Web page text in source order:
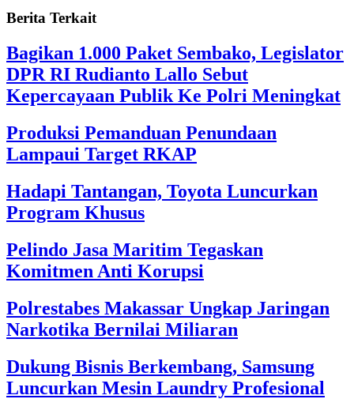
Berita Terkait
Bagikan 1.000 Paket Sembako, Legislator
DPR RI Rudianto Lallo Sebut
Kepercayaan Publik Ke Polri Meningkat
Produksi Pemanduan Penundaan
Lampaui Target RKAP
Hadapi Tantangan, Toyota Luncurkan
Program Khusus
Pelindo Jasa Maritim Tegaskan
Komitmen Anti Korupsi
Polrestabes Makassar Ungkap Jaringan
Narkotika Bernilai Miliaran
Dukung Bisnis Berkembang, Samsung
Luncurkan Mesin Laundry Profesional